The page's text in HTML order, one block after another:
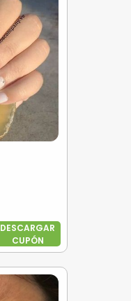
DESCARGAR
CUPÓN